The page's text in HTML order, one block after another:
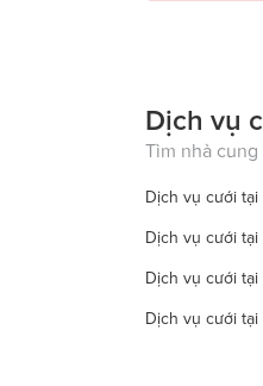
Dịch vụ
Tìm nhà
Dịch vụ cưới tại
Dịch vụ cưới tại
Dịch vụ cưới tại
Dịch vụ cưới tại